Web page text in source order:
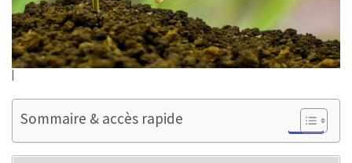
Sommaire & accès rapide